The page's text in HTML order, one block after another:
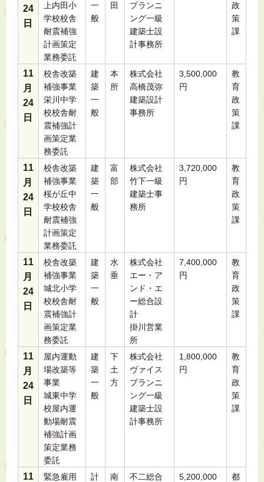
24
日
上内田小
学校校舎
耐震補強
計画策定
業務委託
一
般
田
プランニ
ング一級
建築士設
計事務所
政
策
課
11
月
24
日
校舎改築
補強事業
栄川中学
校校舎耐
震補強計
画策定業
務委託
建
築
一
般
本
所
株式会社
高橋茂弥
建築設計
事務所
3,500,000
円
教
育
政
策
課
11
月
24
日
校舎改築
補強事業
桜が丘中
学校校舎
耐震補強
計画策定
業務委託
建
築
一
般
富
部
株式会社
竹下一級
建築士事
務所
3,720,000
円
教
育
政
策
課
11
月
24
日
校舎改築
補強事業
城北小学
校校舎耐
震補強計
画策定業
務委託
建
築
一
般
水
垂
株式会社
エー・ア
ンド・エ
ー総合設
計
掛川営業
所
7,400,000
円
教
育
政
策
課
11
月
24
日
屋内運動
場改築等
事業
城東中学
校屋内運
動場耐震
補強計画
策定業務
委託
建
築
一
般
下
土
方
株式会社
ヴァイス
プランニ
ング一級
建築士設
計事務所
1,800,000
円
教
育
政
策
課
11
緊急雇用
計
南
不二総合
5,200,000
都